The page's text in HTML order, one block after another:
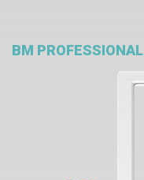
BM PROFESSIONAL